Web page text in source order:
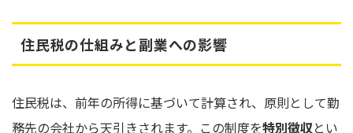
住民税の仕組みと副業への影響
住民税は、前年の所得に基づいて計算され、原則として勤
務先の会社から天引きされます。この制度を特別徴収とい